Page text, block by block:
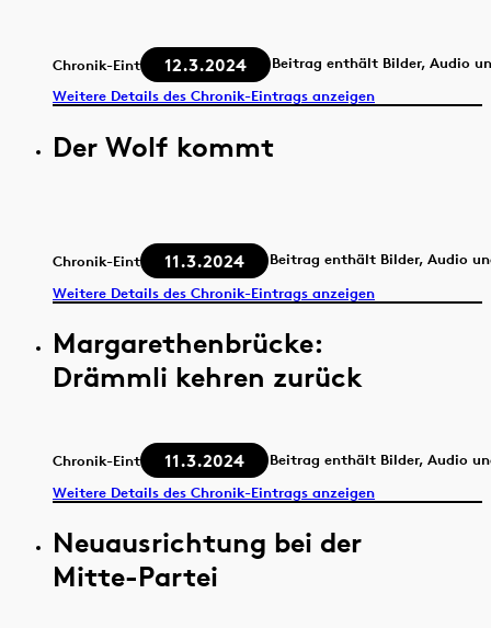
Chronik-Eintrag 12.3.2024
Beitrag enthält Bilder, Audio
Weitere Details des Chronik-Eintrags anzeigen
Der Wolf kommt
Chronik-Eintrag 11.3.2024
Beitrag enthält Bilder, Audio
Weitere Details des Chronik-Eintrags anzeigen
Margarethenbrücke:
Drämmli kehren zurück
Chronik-Eintrag 11.3.2024
Beitrag enthält Bilder, Audio
Weitere Details des Chronik-Eintrags anzeigen
Neuausrichtung bei der
Mitte-Partei